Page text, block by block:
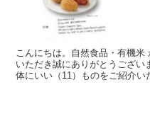
こんにちは。自然食品・有機
いただき誠にありがとうござい
体にいい（11）ものをご紹介い